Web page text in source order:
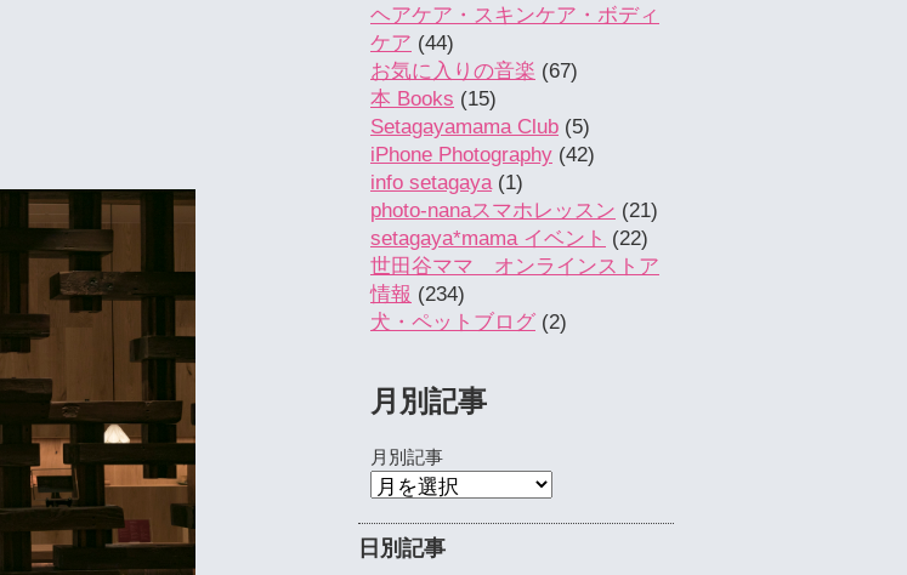
ヘアケア・スキンケア・ボディ
ケア (44)
お気に入りの音楽 (67)
本 Books (15)
Setagayamama Club (5)
iPhone Photography (42)
info setagaya(1)
photo-nanaスマホレッスン (21)
setagaya*mama イベント (22)
世田谷ママ オンラインストア
情報 (234)
犬・ペットブログ (2)
月別記事
月別記事
日別記事